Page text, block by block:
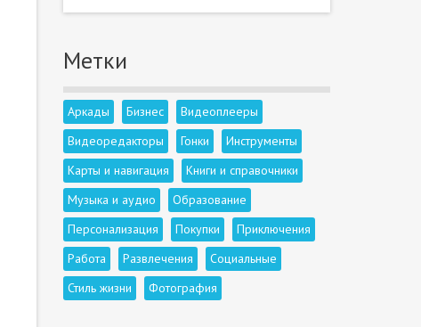
Метки
Аркады Бизнес
Видеоплееры
Видеоредакторы
Гонки
Инструменты
Карты и навигация
Книги и справочники
Музыка и аудио
Образование
Персонализация
Покупки
Приключения
Работа
Развлечения
Социальные
Стиль жизни
Фотография